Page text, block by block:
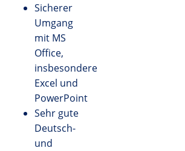
Sicherer
Umgang
mit MS
Office,
insbesondere
Excel und
PowerPoint
Sehr gute
Deutsch-
und